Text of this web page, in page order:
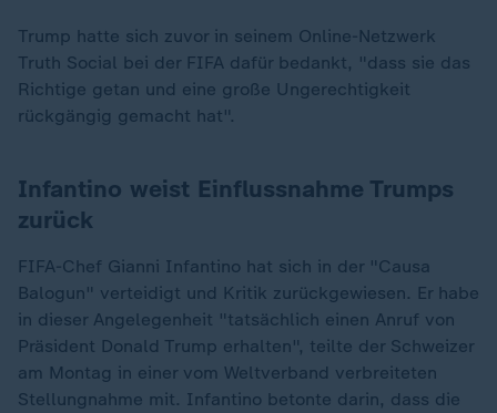
Trump hatte sich zuvor in seinem Online-Netzwerk
Truth Social bei der FIFA dafür bedankt, "dass sie das
Richtige getan und eine große Ungerechtigkeit
rückgängig gemacht hat".
Infantino weist Einflussnahme Trumps
zurück
FIFA-Chef Gianni Infantino hat sich in der "Causa
Balogun" verteidigt und Kritik zurückgewiesen. Er habe
in dieser Angelegenheit "tatsächlich einen Anruf von
Präsident Donald Trump erhalten", teilte der Schweizer
am Montag in einer vom Weltverband verbreiteten
Stellungnahme mit. Infantino betonte darin, dass die